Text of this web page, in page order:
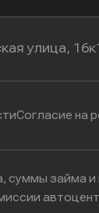
улица,
Согласие на
суммы займа